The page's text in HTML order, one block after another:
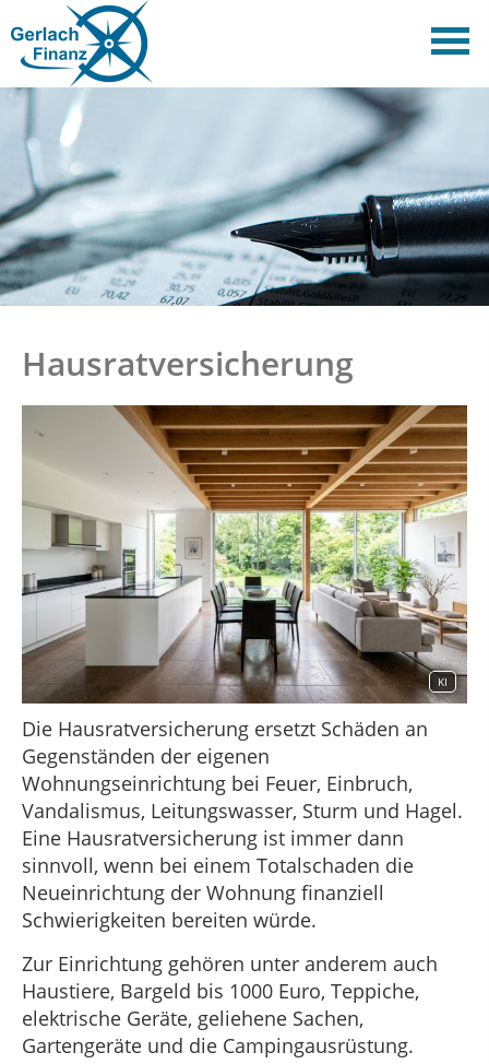
Hausratversicherung
KI
Die Hausratversicherung ersetzt Schäden an
Gegenständen der eigenen
Wohnungseinrichtung bei Feuer, Einbruch,
Vandalismus, Leitungswasser, Sturm und Hagel.
Eine Hausratversicherung ist immer dann
sinnvoll, wenn bei einem Totalschaden die
Neueinrichtung der Wohnung finanziell
Schwierigkeiten bereiten würde.
Zur Einrichtung gehören unter anderem auch
Haustiere, Bargeld bis 1000 Euro, Teppiche,
elektrische Geräte, geliehene Sachen,
Gartengeräte und die Campingausrüstung.